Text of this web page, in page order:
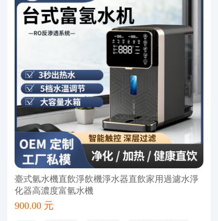
臺式氫水機直飲淨飲機淨水器直飲家用過濾水淨
化器高濃度富氫水機
900.00 元